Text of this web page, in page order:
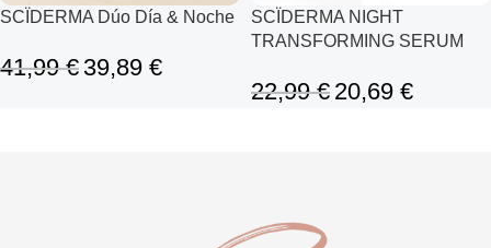
SCÏDERMA Dúo Día & Noche
41,99€ 39,89 €
SCÏDERMA NIGHT
TRANSFORMING SERUM
22,99€ 20,69 €